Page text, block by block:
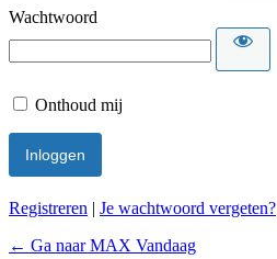
Wachtwoord
Onthoud mij
Registreren | Je wachtwoord vergeten?
← Ga naar MAX Vandaag